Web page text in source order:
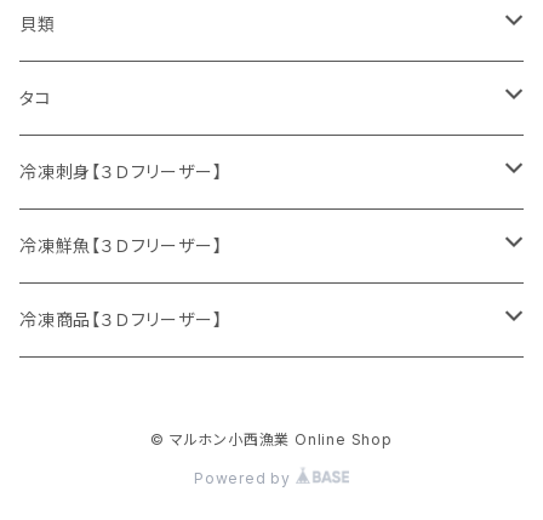
鮮魚セット
サケ
サクラマス
特別セット
マダラ
貝類
ホタテ
カキ
タコ
ミズダコ
冷凍刺身【３Ｄフリーザー】
ニシン
刺身セット
冷凍鮮魚【３Ｄフリーザー】
鮮魚セット
冷凍商品【３Ｄフリーザー】
© マルホン小西漁業 Online Shop
Powered by